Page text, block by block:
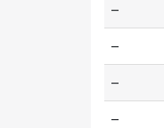
--
--
--
--